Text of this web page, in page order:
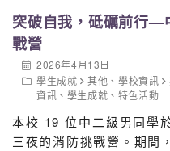
2A 林永康
2 B劉
2A 鄧樂洋
2A 黃銘東
突破自我，砥礪前行—
戰營
2026年4月13日
學生成就
其他 、學校資訊
資訊 、 學生成就 、 特色活動
本校 19 位中二級男同學
三夜的消防挑戰營。期間